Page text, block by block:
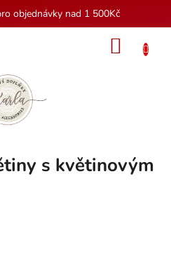
objednávky nad 1 500Kč
s květinovým